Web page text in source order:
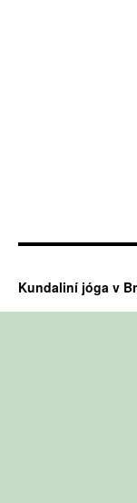
Kundaliní jóga v